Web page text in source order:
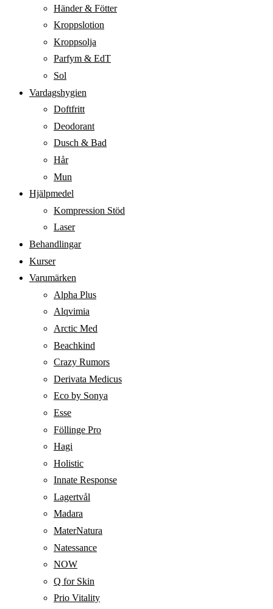
Händer & Fötter
Kroppslotion
Kroppsolja
Parfym & EdT
Sol
Vardagshygien
Doftfritt
Deodorant
Dusch & Bad
Hår
Mun
Hjälpmedel
Kompression Stöd
Laser
Behandlingar
Kurser
Varumärken
Alpha Plus
Alqvimia
Arctic Med
Beachkind
Crazy Rumors
Derivata Medicus
Eco by Sonya
Esse
Föllinge Pro
Hagi
Holistic
Innate Response
Lagertvål
Madara
MaterNatura
Natessance
NOW
Q for Skin
Prio Vitality